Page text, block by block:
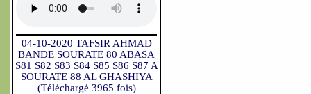
04-10-2020 TAFSIR AHMAD
BANDE SOURATE 80 ABASA
S81 S82 S83 S84 S85 S86 S87 A
SOURATE 88 AL GHASHIYA
(Téléchargé 3965 fois)